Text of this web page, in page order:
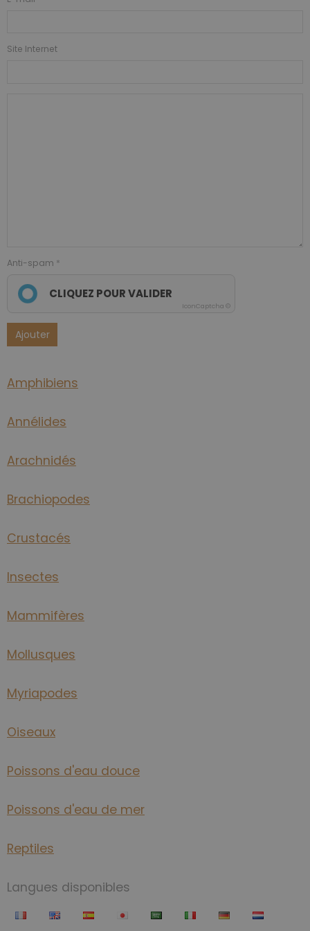
Site Internet
Anti-spam
CLIQUEZ POUR VALIDER
IconCaptcha ©
Ajouter
Amphibiens
Annélides
Arachnidés
Brachiopodes
Crustacés
Insectes
Mammifères
Mollusques
Myriapodes
Oiseaux
Poissons d'eau douce
Poissons d'eau de mer
Reptiles
Langues disponibles